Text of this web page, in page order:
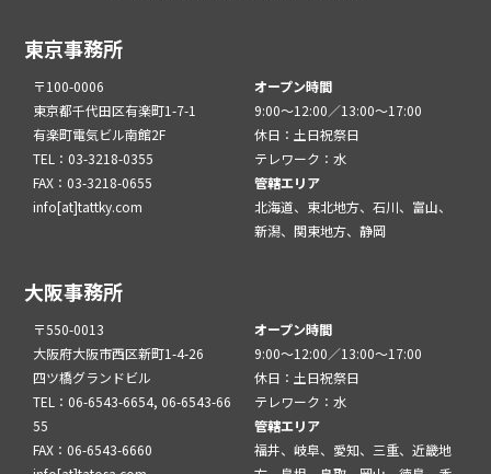
東京事務所
〒100-0006
東京都千代田区有楽町1-7-1
有楽町電気ビル南館2F
TEL：03-3218-0355
FAX：03-3218-0655
info[at]tattky.com
オープン時間
9:00～12:00／13:00～17:00
休日：土日祝祭日
テレワーク：水
管轄エリア
北海道、東北地方、石川、富山、
新潟、関東地方、静岡
大阪事務所
〒550-0013
大阪府大阪市西区新町1-4-26
四ツ橋グランドビル
TEL：06-6543-6654, 06-6543-66
55
FAX：06-6543-6660
オープン時間
9:00～12:00／13:00～17:00
休日：土日祝祭日
テレワーク：水
管轄エリア
福井、岐阜、愛知、三重、近畿地